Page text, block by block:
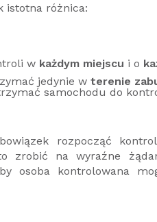
istotna różnica:
w każdym miejscu i o
jedynie w terenie
samochodu do
rozpocząć
na wyraźne
osoba kontrolowana